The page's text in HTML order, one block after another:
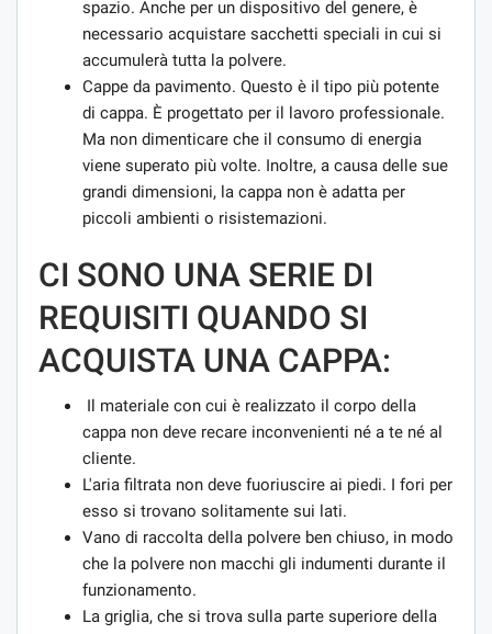
spazio. Anche per un dispositivo del genere, è
necessario acquistare sacchetti speciali in cui si
accumulerà tutta la polvere.
Cappe da pavimento. Questo è il tipo più potente
di cappa. È progettato per il lavoro professionale.
Ma non dimenticare che il consumo di energia
viene superato più volte. Inoltre, a causa delle sue
grandi dimensioni, la cappa non è adatta per
piccoli ambienti o risistemazioni.
CI SONO UNA SERIE DI
REQUISITI QUANDO SI
ACQUISTA UNA CAPPA:
Il materiale con cui è realizzato il corpo della
cappa non deve recare inconvenienti né a te né al
cliente.
L'aria filtrata non deve fuoriuscire ai piedi. I fori per
esso si trovano solitamente sui lati.
Vano di raccolta della polvere ben chiuso, in modo
che la polvere non macchi gli indumenti durante il
funzionamento.
La griglia, che si trova sulla parte superiore della